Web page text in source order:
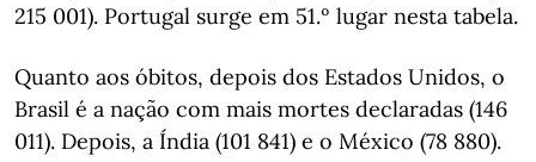
215 001). Portugal surge em 51.º lugar nesta tabela.
Quanto aos óbitos, depois dos Estados Unidos, o
Brasil é a nação com mais mortes declaradas (146
011). Depois, a Índia (101 841) e o México (78 880).